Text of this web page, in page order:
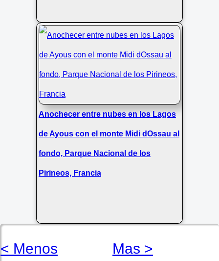
Anochecer entre nubes en los Lagos
de Ayous con el monte Midi dOssau al
fondo, Parque Nacional de los
Pirineos, Francia
< Menos Mas >